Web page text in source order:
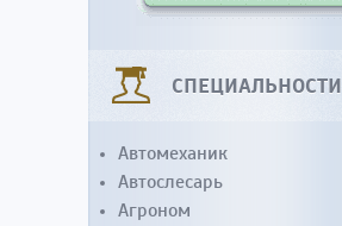
СПЕЦИАЛЬНОСТИ
Автомеханик
Автослесарь
Агроном